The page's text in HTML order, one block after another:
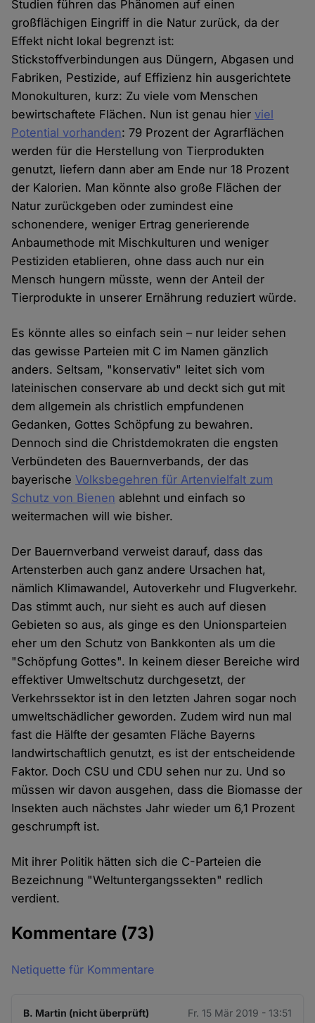
Studien führen das Phänomen auf einen
großflächigen Eingriff in die Natur zurück, da der
Effekt nicht lokal begrenzt ist:
Stickstoffverbindungen aus Düngern, Abgasen und
Fabriken, Pestizide, auf Effizienz hin ausgerichtete
Monokulturen, kurz: Zu viele vom Menschen
bewirtschaftete Flächen. Nun ist genau hierviel
Potential vorhanden: 79 Prozent der Agrarflächen
werden für die Herstellung von Tierprodukten
genutzt, liefern dann aber am Ende nur 18 Prozent
der Kalorien. Man könnte also große Flächen der
Natur zurückgeben oder zumindest eine
schonendere, weniger Ertrag generierende
Anbaumethode mit Mischkulturen und weniger
Pestiziden etablieren, ohne dass auch nur ein
Mensch hungern müsste, wenn der Anteil der
Tierprodukte in unserer Ernährung reduziert würde.
Es könnte alles so einfach sein – nur leider sehen
das gewisse Parteien mit C im Namen gänzlich
anders. Seltsam, "konservativ" leitet sich vom
lateinischen conservare ab und deckt sich gut mit
dem allgemein als christlich empfundenen
Gedanken, Gottes Schöpfung zu bewahren.
Dennoch sind die Christdemokraten die engsten
Verbündeten des Bauernverbands, der das
bayerischeVolksbegehren für Artenvielfalt zum
Schutz von Bienen ablehnt und einfach so
weitermachen will wie bisher.
Der Bauernverband verweist darauf, dass das
Artensterben auch ganz andere Ursachen hat,
nämlich Klimawandel, Autoverkehr und Flugverkehr.
Das stimmt auch, nur sieht es auch auf diesen
Gebieten so aus, als ginge es den Unionsparteien
eher um den Schutz von Bankkonten als um die
"Schöpfung Gottes". In keinem dieser Bereiche wird
effektiver Umweltschutz durchgesetzt, der
Verkehrssektor ist in den letzten Jahren sogar noch
umweltschädlicher geworden. Zudem wird nun mal
fast die Hälfte der gesamten Fläche Bayerns
landwirtschaftlich genutzt, es ist der entscheidende
Faktor. Doch CSU und CDU sehen nur zu. Und so
müssen wir davon ausgehen, dass die Biomasse der
Insekten auch nächstes Jahr wieder um 6,1 Prozent
geschrumpft ist.
Mit ihrer Politik hätten sich die C-Parteien die
Bezeichnung "Weltuntergangssekten" redlich
verdient.
Kommentare (73)
Netiquette für Kommentare
B. Martin (nicht überprüft) Fr. 15 Mär 2019 - 13:51